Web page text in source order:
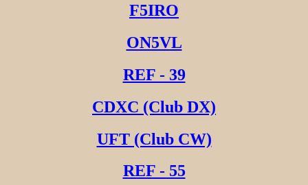
F5IRO
ON5VL
REF - 39
CDXC (Club DX)
UFT (Club CW)
REF - 55